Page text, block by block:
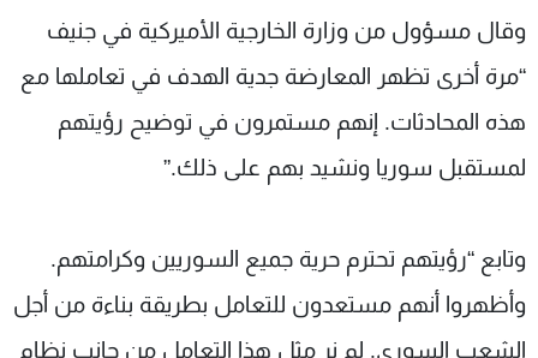
وقال مسؤول من وزارة الخارجية الأميركية في جنيف
“مرة أخرى تظهر المعارضة جدية الهدف في تعاملها مع
هذه المحادثات. إنهم مستمرون في توضيح رؤيتهم
لمستقبل سوريا ونشيد بهم على ذلك.”
وتابع “رؤيتهم تحترم حرية جميع السوريين وكرامتهم.
وأظهروا أنهم مستعدون للتعامل بطريقة بناءة من أجل
الشعب السوري. لم نر مثل هذا التعامل من جانب نظام